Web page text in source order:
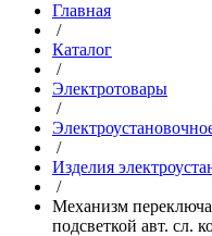
Главная
/
Каталог
/
Электротовары
/
/
Изделия
/
Механизм
подсветкой авт. сл.